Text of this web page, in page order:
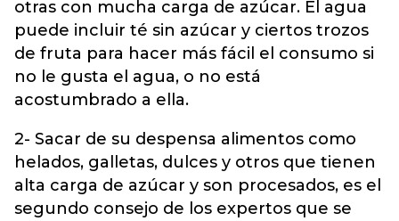
otras con mucha carga de azúcar. El agua
puede incluir té sin azúcar y ciertos trozos
de fruta para hacer más fácil el consumo si
no le gusta el agua, o no está
acostumbrado a ella.
2- Sacar de su despensa alimentos como
helados, galletas, dulces y otros que tienen
alta carga de azúcar y son procesados, es el
segundo consejo de los expertos que se